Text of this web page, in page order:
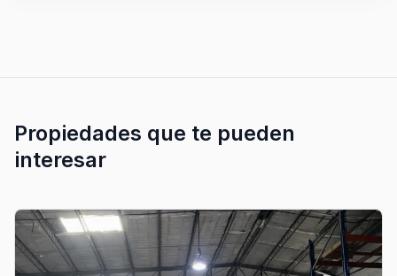
Propiedades que te pueden
interesar